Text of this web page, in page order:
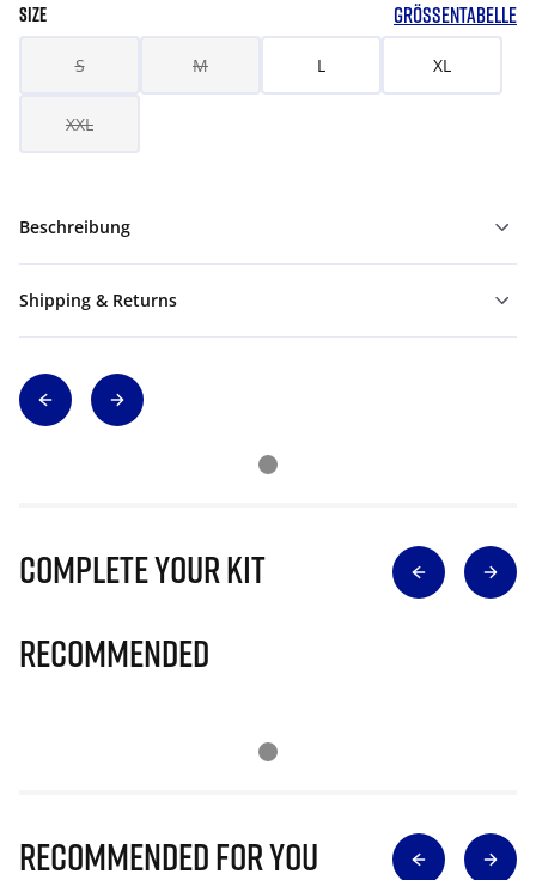
SIZE GRÖSSENTABELLE
S M L XL
XXL
Beschreibung
Shipping & Returns
Complete Your Kit
Recommended
Recommended for you